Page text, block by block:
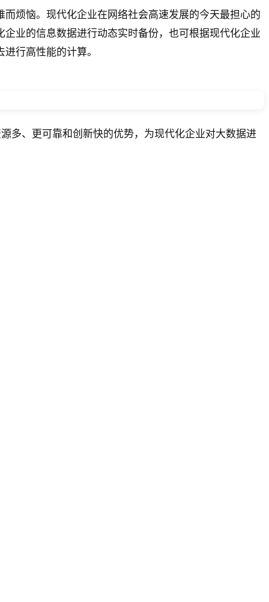
烦恼。现代化企业在网络社会高速发展的今天最担心的
业的信息数据进行动态实时备份，也可根据现代化企业
行高性能的计算。
多、更可靠和创新快的优势，为现代化企业对大数据进